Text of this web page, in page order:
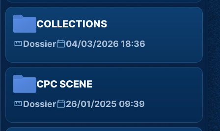
COLLECTIONS
Dossier 04/03/2026 18:36
CPC SCENE
Dossier 26/01/2025 09:39